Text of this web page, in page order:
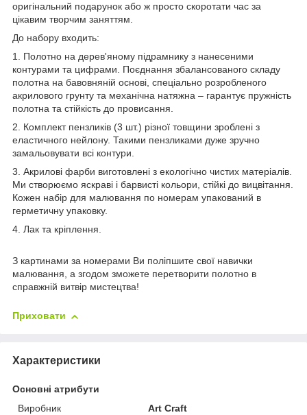
оригінальний подарунок або ж просто скоротати час за
цікавим творчим заняттям.
До набору входить:
1. Полотно на дерев'яному підрамнику з нанесеними
контурами та цифрами. Поєднання збалансованого складу
полотна на бавовняній основі, спеціально розробленого
акрилового грунту та механічна натяжна – гарантує пружність
полотна та стійкість до провисання.
2. Комплект пензликів (3 шт.) різної товщини зроблені з
еластичного нейлону. Такими пензликами дуже зручно
замальовувати всі контури.
3. Акрилові фарби виготовлені з екологічно чистих матеріалів.
Ми створюємо яскраві і барвисті кольори, стійкі до вицвітання.
Кожен набір для малювання по номерам упакований в
герметичну упаковку.
4. Лак та кріплення.
З картинами за номерами Ви поліпшите свої навички
малювання, а згодом зможете перетворити полотно в
справжній витвір мистецтва!
Приховати
Характеристики
Основні атрибути
Виробник
Art Craft